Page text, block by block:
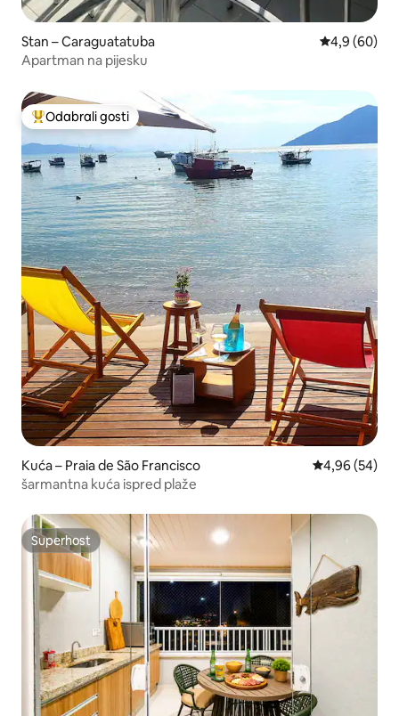
Stan – Caraguatatuba Prosječna
4,9 (60)
Apartman na pijesku
Među najviše rangiranima s oznakom „Odabrali gosti”
Odabrali gosti
Kuća – Praia de São Francisco Prosječna
4,96 (54)
šarmantna kuća ispred plaže
Superhost
Superhost